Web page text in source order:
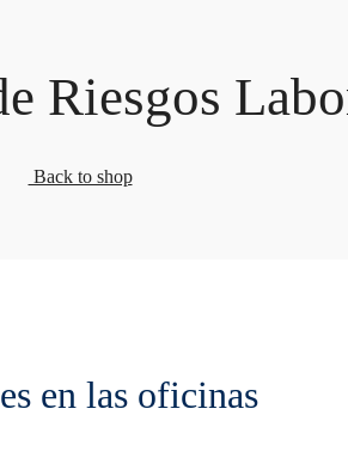
Riesgos
Back to shop
en las oficinas